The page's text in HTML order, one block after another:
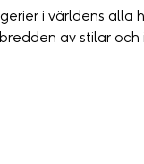
i världens
av stilar och